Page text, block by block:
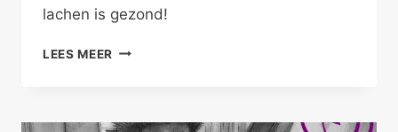
lachen is gezond!
LEES MEER LACHEN
GEZOND